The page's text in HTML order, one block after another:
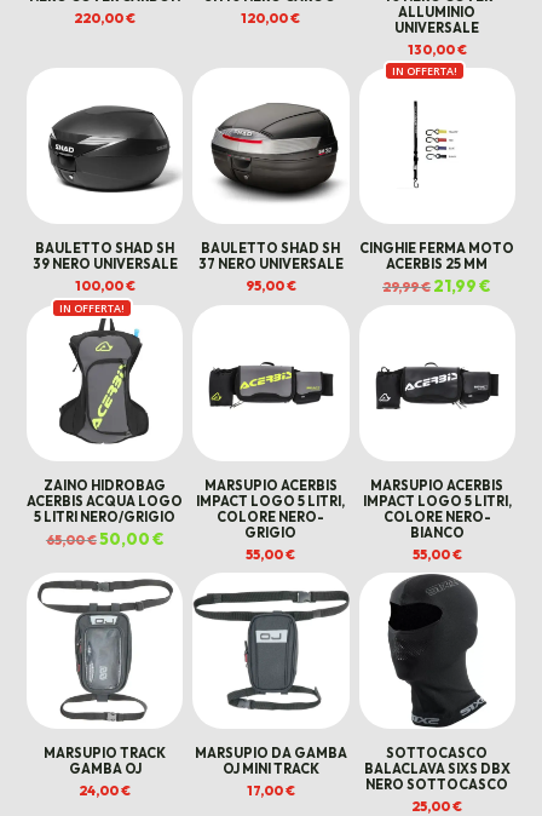
220,00€
120,00€
ALLUMINIO
UNIVERSALE
130,00€
BAULETTO SHAD SH
39 NERO UNIVERSALE
100,00€
BAULETTO SHAD SH
37 NERO UNIVERSALE
95,00€
IN OFFERTA!
CINGHIE FERMA MOTO
ACERBIS 25 MM
29,99€ Il
prezzo
originale
21,99€
attuale
21,99 €.
IN OFFERTA!
ZAINO HIDROBAG
ACERBIS ACQUA LOGO
5 LITRI NERO/GRIGIO
65,00€ Il
prezzo
era:
65,00 €.
50,00€Il
prezzo
è:
50,00 €.
MARSUPIO ACERBIS
IMPACT LOGO 5 LITRI,
COLORE NERO-
GRIGIO
55,00€
MARSUPIO ACERBIS
IMPACT LOGO 5 LITRI,
COLORE NERO-
BIANCO
55,00€
MARSUPIO TRACK
GAMBA OJ
24,00€
MARSUPIO DA GAMBA
OJ MINI TRACK
17,00€
SOTTOCASCO
BALACLAVA SIXS DBX
NERO SOTTOCASCO
25,00€